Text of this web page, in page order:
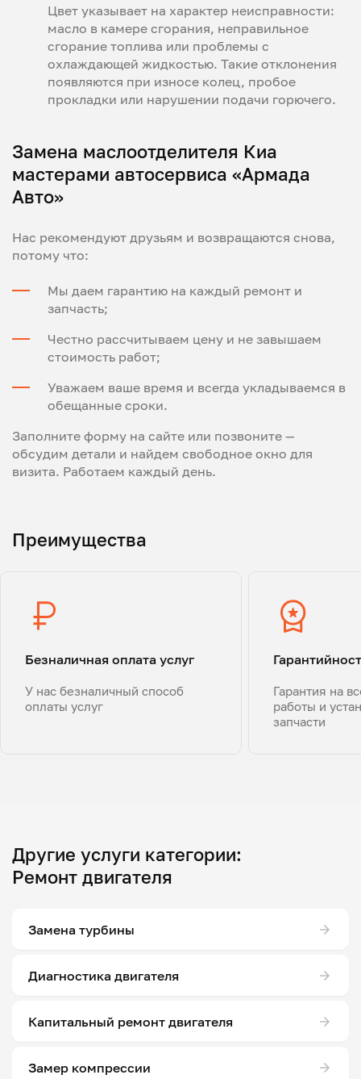
Цвет указывает на характер неисправности:
масло в камере сгорания, неправильное
сгорание топлива или проблемы с
охлаждающей жидкостью. Такие отклонения
появляются при износе колец, пробое
прокладки или нарушении подачи горючего.
Замена маслоотделителя Киа
мастерами автосервиса «Армада
Авто»
Нас рекомендуют друзьям и возвращаются снова,
потому что:
Мы даем гарантию на каждый ремонт и
запчасть;
Честно рассчитываем цену и не завышаем
стоимость работ;
Уважаем ваше время и всегда укладываемся в
обещанные сроки.
Заполните форму на сайте или позвоните —
обсудим детали и найдем свободное окно для
визита. Работаем каждый день.
Преимущества
Безналичная оплата услуг
У нас безналичный способ
оплаты услуг
Гарантия на
работы и
запчасти
Другие услуги категории:
Ремонт двигателя
Замена турбины
Диагностика двигателя
Капитальный ремонт двигателя
Замер компрессии